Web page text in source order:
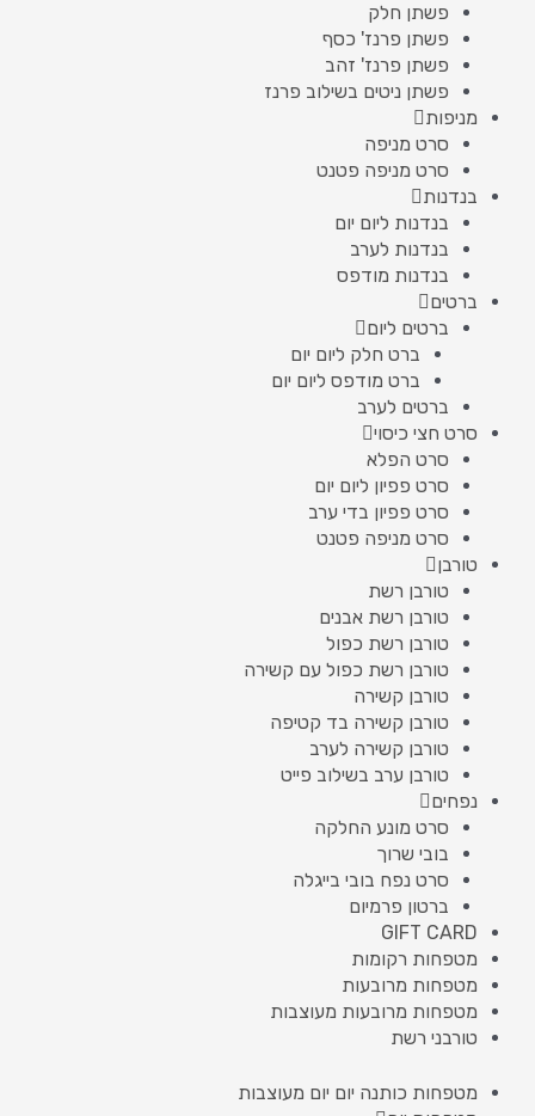
פשתן חלק
פשתן פרנז' כסף
פשתן פרנז' זהב
פשתן ניטים בשילוב פרנז
מניפות
סרט מניפה
סרט מניפה פטנט
בנדנות
בנדנות ליום יום
בנדנות לערב
בנדנות מודפס
ברטים
ברטים ליום
ברט חלק ליום יום
ברט מודפס ליום יום
ברטים לערב
סרט חצי כיסוי
סרט הפלא
סרט פפיון ליום יום
סרט פפיון בדי ערב
סרט מניפה פטנט
טורבן
טורבן רשת
טורבן רשת אבנים
טורבן רשת כפול
טורבן רשת כפול עם קשירה
טורבן קשירה
טורבן קשירה בד קטיפה
טורבן קשירה לערב
טורבן ערב בשילוב פייט
נפחים
סרט מונע החלקה
בובי שרוך
סרט נפח בובי בייגלה
ברטון פרמיום
GIFT CARD
מטפחות רקומות
מטפחות מרובעות
מטפחות מרובעות מעוצבות
טורבני רשת
מטפחות כותנה יום יום מעוצבות